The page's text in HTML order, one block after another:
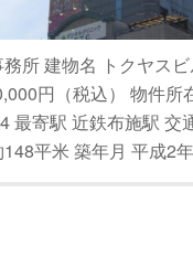
所 建物名 トクヤス
円（税込） 物件所
最寄駅 近鉄布施駅 交
平米 築年月 平成2